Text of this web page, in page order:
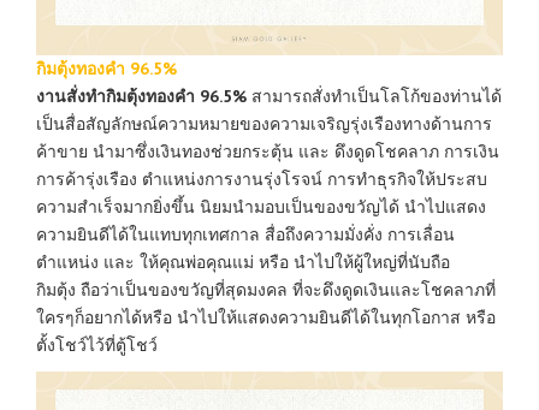
กิมตุ้งทองคำ 96.5%
งานสั่งทำกิมตุ้งทองคำ 96.5% สามารถสั่งทำเป็นโลโก้ของท่านได้
เป็นสื่อสัญลักษณ์ความหมายของความเจริญรุ่งเรืองทางด้านการ
ค้าขาย นำมาซึ่งเงินทองช่วยกระตุ้น และ ดึงดูดโชคลาภ การเงิน
การค้ารุ่งเรือง ตำแหน่งการงานรุ่งโรจน์ การทำธุรกิจให้ประสบ
ความสำเร็จมากยิ่งขึ้น นิยมนำมอบเป็นของขวัญได้ นำไปแสดง
ความยินดีได้ในแทบทุกเทศกาล สื่อถึงความมั่งคั่ง การเลื่อน
ตำแหน่ง และ ให้คุณพ่อคุณแม่ หรือ นำไปให้ผู้ใหญ่ที่นับถือ
กิมตุ้ง ถือว่าเป็นของขวัญที่สุดมงคล ที่จะดึงดูดเงินและโชคลาภที่
ใครๆก็อยากได้หรือ นำไปให้แสดงความยินดีได้ในทุกโอกาส หรือ
ตั้งโชว์ไว้ที่ตู้โชว์